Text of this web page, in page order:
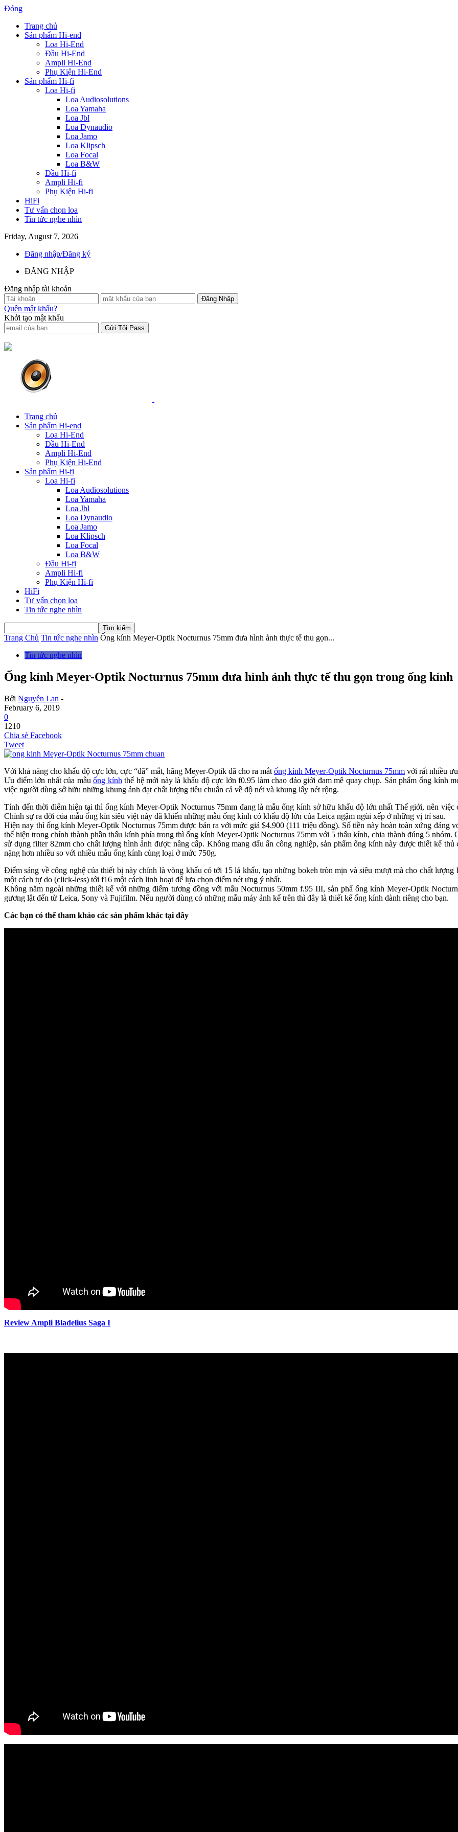
Đóng
Trang chủ
Sản phẩm Hi-end
Loa Hi-End
Đầu Hi-End
Ampli Hi-End
Phụ Kiện Hi-End
Sản phẩm Hi-fi
Loa Hi-fi
Loa Audiosolutions
Loa Yamaha
Loa Jbl
Loa Dynaudio
Loa Jamo
Loa Klipsch
Loa Focal
Loa B&W
Đầu Hi-fi
Ampli Hi-fi
Phụ Kiện Hi-fi
HiFi
Tư vấn chọn loa
Tin tức nghe nhìn
Friday, August 7, 2026
Đăng nhập/Đăng ký
ĐĂNG NHẬP
Đăng nhập tài khoản
Quên mật khẩu?
Khởi tạo mật khẩu
Trang chủ
Sản phẩm Hi-end
Loa Hi-End
Đầu Hi-End
Ampli Hi-End
Phụ Kiện Hi-End
Sản phẩm Hi-fi
Loa Hi-fi
Loa Audiosolutions
Loa Yamaha
Loa Jbl
Loa Dynaudio
Loa Jamo
Loa Klipsch
Loa Focal
Loa B&W
Đầu Hi-fi
Ampli Hi-fi
Phụ Kiện Hi-fi
HiFi
Tư vấn chọn loa
Tin tức nghe nhìn
Trang Chủ Tin tức nghe nhìn Ống kính Meyer-Optik Nocturnus 75mm đưa hình ảnh thực tế thu gọn...
Tin tức nghe nhìn
Ống kính Meyer-Optik Nocturnus 75mm đưa hình ảnh thực tế thu gọn trong ống kính
Bởi Nguyễn Lan -
February 6, 2019
0
1210
Chia sẻ Facebook
Tweet
Với khả năng cho khẩu độ cực lớn, cực “đã” mắt, hãng Meyer-Optik đã cho ra mắt ống kính Meyer-Optik Nocturnus 75mm với rất nhiều
Ưu điểm lớn nhất của mẫuống kính thế hệ mới này là khẩu độ cực lớn f0.95 làm chao đảo giới đam mê quay chụp. Sản phẩm ống kính
việc người dùng sở hữu những khung ảnh đạt chất lượng tiêu chuẩn cả về độ nét và khung lấy nét rộng.
Tính đến thời điểm hiện tại thì ống kính Meyer-Optik Nocturnus 75mm đang là mẫu ống kính sở hữu khẩu độ lớn nhất Thế giới, nên
Chính sự ra đời của mẫu ống kín siêu việt này đã khiến những mẫu ống kính có khẩu độ lớn của Leica ngậm ngùi xếp ở những vị trí sau.
Hiện nay thì ống kính Meyer-Optik Nocturnus 75mm được bán ra với mức giá $4.900 (111 triệu đồng). Số tiền này hoàn toàn xứng đáng
thể hiện trong chính thành phần thấu kính phía trong thì ống kính Meyer-Optik Nocturnus 75mm với 5 thấu kính, chia thành đúng 5 nhóm.
sử dụng filter 82mm cho chất lượng hình ảnh được nâng cấp. Không mang dấu ấn công nghiệp, sản phẩm ống kính này được thiết kế
nặng hơn nhiều so với nhiều mẫu ống kính cùng loại ở mức 750g.
Điểm sáng về công nghệ của thiết bị này chính là vòng khẩu có tới 15 lá khẩu, tạo những bokeh tròn mịn và siêu mượt mà cho chất
một cách tự do (click-less) tới f16 một cách linh hoạt để lựa chọn điểm nét ưng ý nhất.
Không nằm ngoài những thiết kế với những điểm tương đồng với mẫu Nocturnus 50mm f.95 III, sản phẩ ống kính Meyer-Optik
gương lật đến từ Leica, Sony và Fujifilm. Nếu người dùng có những mẫu máy ảnh kể trên thì đây là thiết kế ống kính dành riêng cho bạn.
Các bạn có thể tham khảo các sản phẩm khác tại đây
Review Ampli Bladelius Saga I